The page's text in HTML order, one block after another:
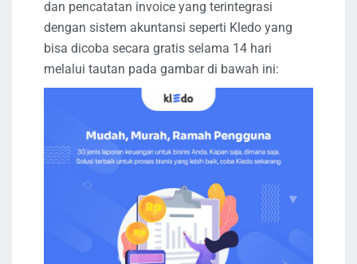
dan pencatatan invoice yang terintegrasi
dengan sistem akuntansi seperti Kledo yang
bisa dicoba secara gratis selama 14 hari
melalui tautan pada gambar di bawah ini: